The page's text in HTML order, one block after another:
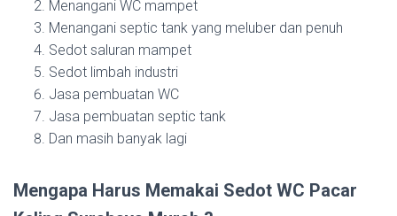
Menangani WC mampet
Menangani septic tank yang meluber dan penuh
Sedot saluran mampet
Sedot limbah industri
Jasa pembuatan WC
Jasa pembuatan septic tank
Dan masih banyak lagi
Mengapa Harus Memakai Sedot WC Pacar